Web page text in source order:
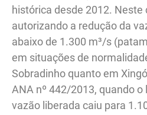
histórica desde 2012. Neste
autorizando a redução da
abaixo de 1.300 m³/s
em situações de
Sobradinho quanto em
ANA nº 442/2013, quando
vazão liberada caiu para